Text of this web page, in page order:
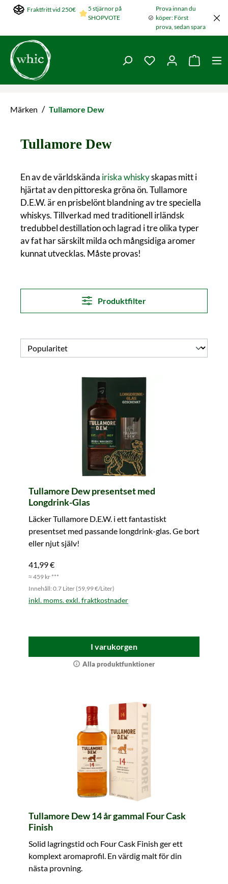
Hoppa till huvudinnehållet
Fraktfritt vid 250€
5 stjärnor på
SHOPVOTE
Prova innan du
köper: Först
prova, sedan spara
Du har 0 objekt i
Märken / Tullamore Dew
Tullamore Dew
En av de världskända iriska whiskyskapas mitt i
hjärtat av den pittoreska gröna ön. Tullamore
D.E.W. är en prisbelönt blandning av tre speciella
whiskys. Tillverkad med traditionell irländsk
tredubbel destillation och lagrad i tre olika typer
av fat har särskilt milda och mångsidiga aromer
kunnat utvecklas. Måste provas!
Produktfilter
Tullamore Dew presentset med
Longdrink-Glas
Läcker Tullamore D.E.W. i ett fantastiskt
presentset med passande longdrink-glas. Ge bort
eller njut själv!
41,99 €
≈ 459 kr ***
Innehåll: 0.7 Liter (59,99 €/Liter)
inkl. moms. exkl. fraktkostnader
I varukorgen
Alla produktfunktioner
Tullamore Dew 14 år gammal Four Cask
Finish
Solid lagringstid och Four Cask Finish ger ett
komplext aromaprofil. En värdig malt för din
nästa provning.